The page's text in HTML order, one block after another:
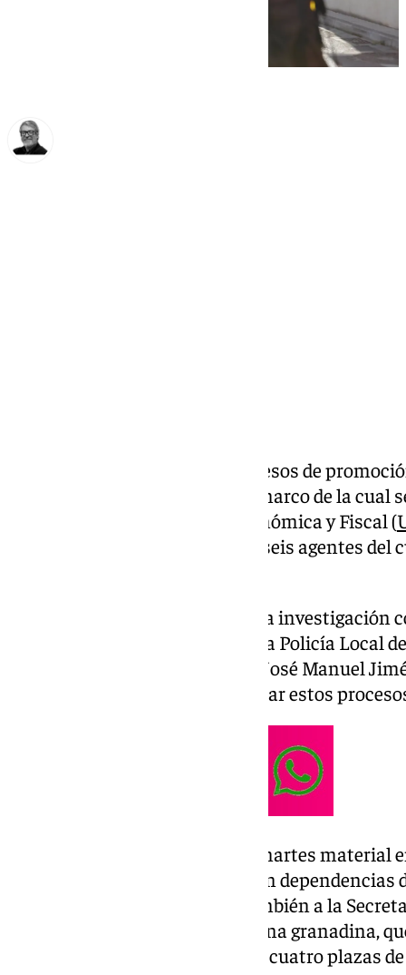
La investigación sobre los procesos de
Policía Local de Granada en el marco de la
la Unidad de Delincuencia Económica y Fiscal (
pasado martes se sigue contra seis agentes
Son, según fuentes cercanas a la investigación
mandos de la actual cúpula de la Policía Local
encuentra el superintendente, José Manuel
detrás de una trama para amañar estos
Se ha intervenido este pasado martes
en dependencias
entorno, habiendo accedido también a la
Albolote, en el área metropolitana granadina,
Fiscalía un procedimiento para cuatro plazas